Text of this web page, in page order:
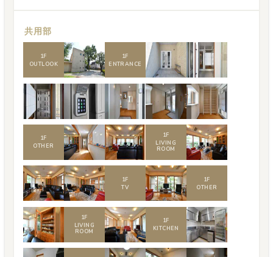
共用部
1F
OUTLOOK
1F
ENTRANCE
1F
OTHER
1F
LIVING
ROOM
1F
TV
1F
OTHER
1F
LIVING
ROOM
1F
KITCHEN